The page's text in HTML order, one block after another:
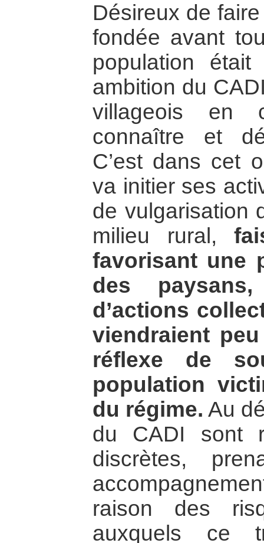
Désireux de
fondée avant
population
ambition du
villageois en
connaître et
C’est dans cet
va initier ses
de vulgarisation
milieu rural,
favorisant une
des
d’actions
viendraient
réflexe de
population
du régime. Au
du CADI sont
discrètes,
raison des
auxquels ce